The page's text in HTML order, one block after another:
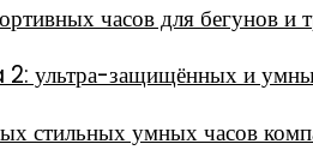
часов для бегунов и
ультра-защищённых и
умных часов